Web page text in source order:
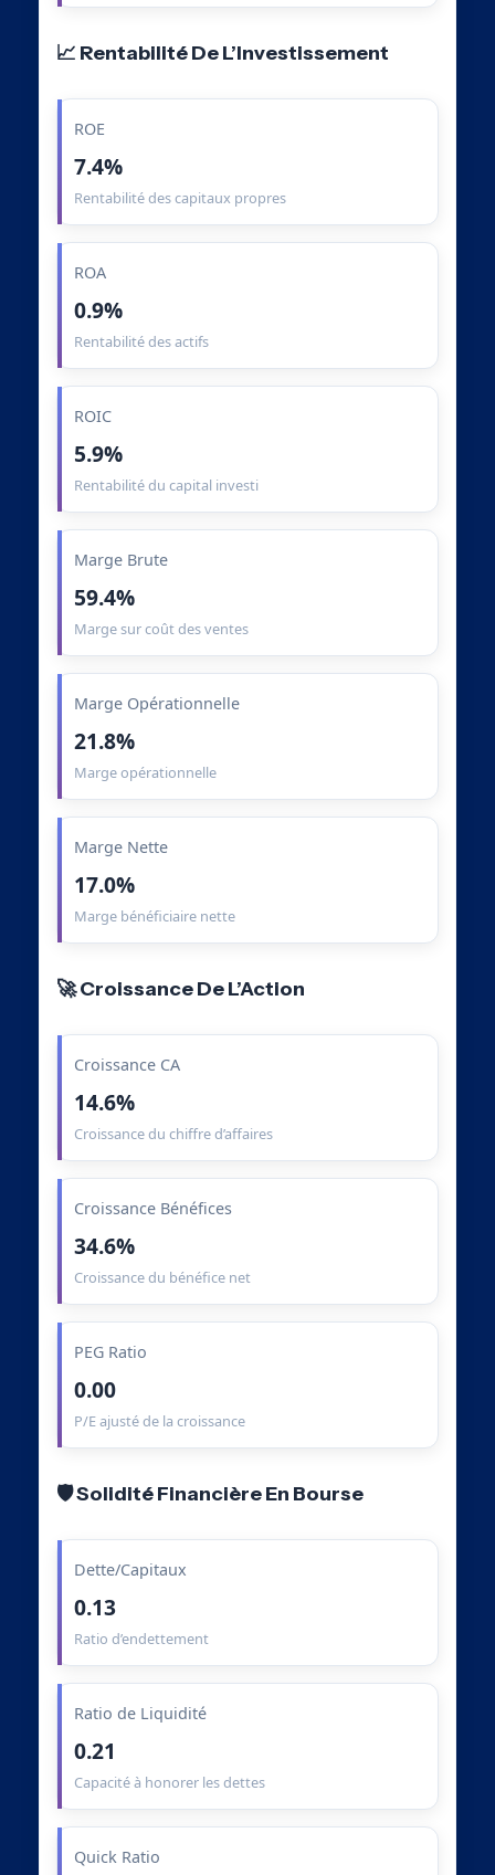
📈 Rentabilité De L’Investissement
ROE
7.4%
Rentabilité des capitaux propres
ROA
0.9%
Rentabilité des actifs
ROIC
5.9%
Rentabilité du capital investi
Marge Brute
59.4%
Marge sur coût des ventes
Marge Opérationnelle
21.8%
Marge opérationnelle
Marge Nette
17.0%
Marge bénéficiaire nette
🚀 Croissance De L’Action
Croissance CA
14.6%
Croissance du chiffre d’affaires
Croissance Bénéfices
34.6%
Croissance du bénéfice net
PEG Ratio
0.00
P/E ajusté de la croissance
🛡️ Solidité Financière En Bourse
Dette/Capitaux
0.13
Ratio d’endettement
Ratio de Liquidité
0.21
Capacité à honorer les dettes
Quick Ratio